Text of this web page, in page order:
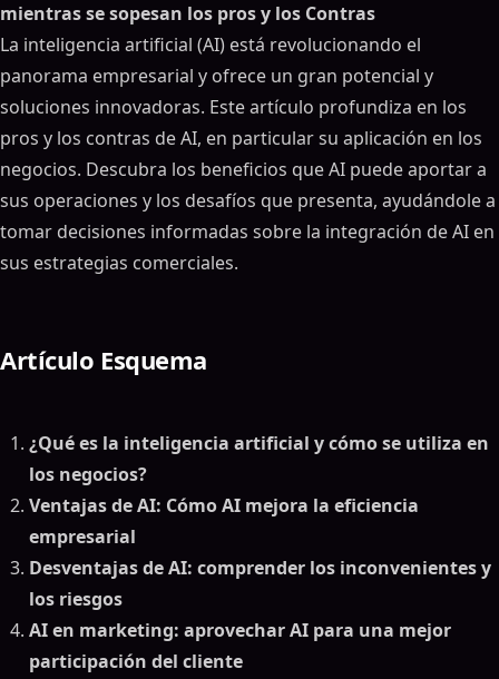
mientras se sopesan los pros y los Contras
La inteligencia artificial (AI) está revolucionando el
panorama empresarial y ofrece un gran potencial y
soluciones innovadoras. Este artículo profundiza en los
pros y los contras de AI, en particular su aplicación en los
negocios. Descubra los beneficios que AI puede aportar a
sus operaciones y los desafíos que presenta, ayudándole a
tomar decisiones informadas sobre la integración de AI en
sus estrategias comerciales.
Artículo Esquema
¿Qué es la inteligencia artificial y cómo se utiliza en
los negocios?
Ventajas de AI: Cómo AI mejora la eficiencia
empresarial
Desventajas de AI: comprender los inconvenientes y
los riesgos
AI en marketing: aprovechar AI para una mejor
participación del cliente